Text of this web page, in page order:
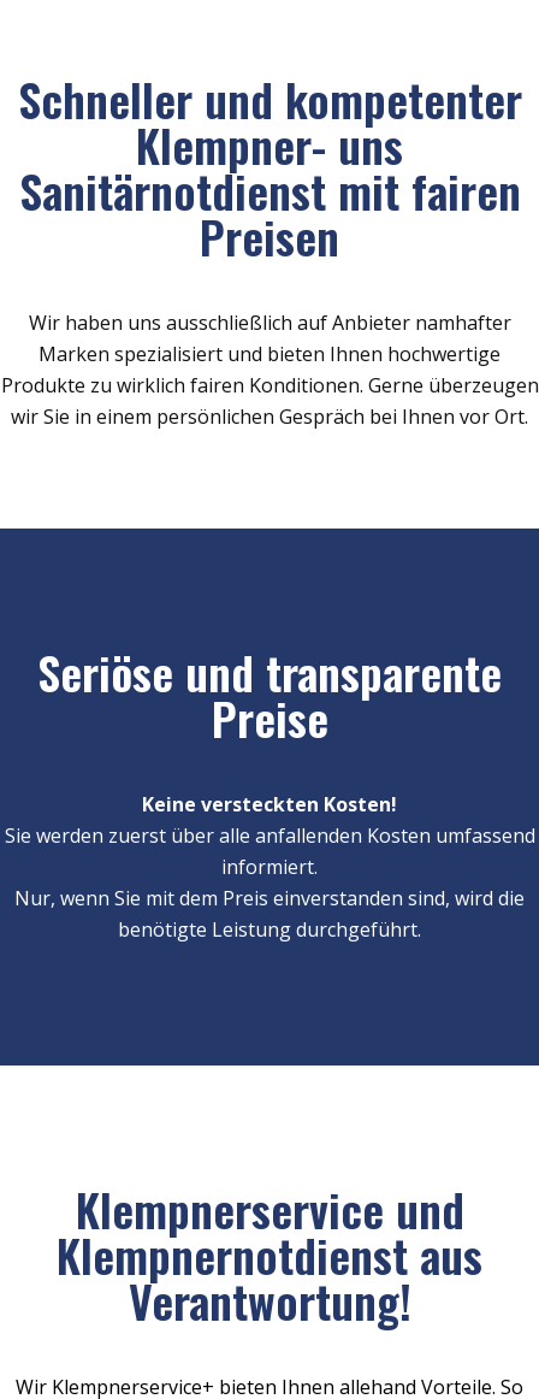
Schneller und kompetenter
Klempner- uns
Sanitärnotdienst mit fairen
Preisen
Wir haben uns ausschließlich auf Anbieter namhafter
Marken spezialisiert und bieten Ihnen hochwertige
Produkte zu wirklich fairen Konditionen. Gerne überzeugen
wir Sie in einem persönlichen Gespräch bei Ihnen vor Ort.
Seriöse und transparente
Preise
Keine versteckten Kosten!
Sie werden zuerst über alle anfallenden Kosten umfassend
informiert.
Nur, wenn Sie mit dem Preis einverstanden sind, wird die
benötigte Leistung durchgeführt.
Klempnerservice und
Klempnernotdienst aus
Verantwortung!
Wir Klempnerservice+ bieten Ihnen allehand Vorteile. So